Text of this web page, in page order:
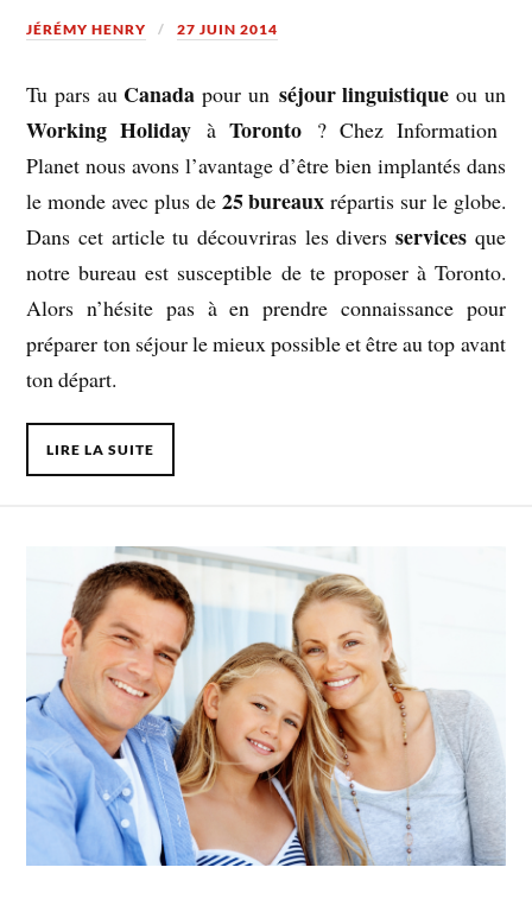
JÉRÉMY HENRY 27 JUIN 2014
Tu pars au Canada pour un séjour linguistique ou un
Working Holiday àToronto ? Chez Information
Planet nous avons l’avantage d’être bien implantés dans
le monde avec plus de 25 bureaux répartis sur le globe.
Dans cet article tu découvriras les divers servicesque
notre bureau est susceptible de te proposer à Toronto.
Alors n’hésite pas à en prendre connaissance pour
préparer ton séjour le mieux possible et être au top avant
ton départ.
LIRE LA SUITE